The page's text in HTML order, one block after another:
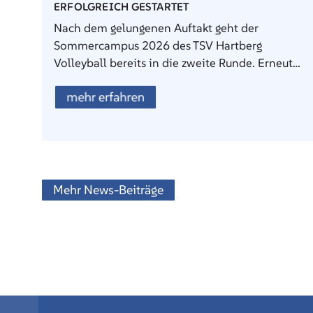
ERFOLGREICH GESTARTET
Nach dem gelungenen Auftakt geht der
Sommercampus 2026 des TSV Hartberg
Volleyball bereits in die zweite Runde. Erneut…
mehr erfahren
Mehr News-Beiträge